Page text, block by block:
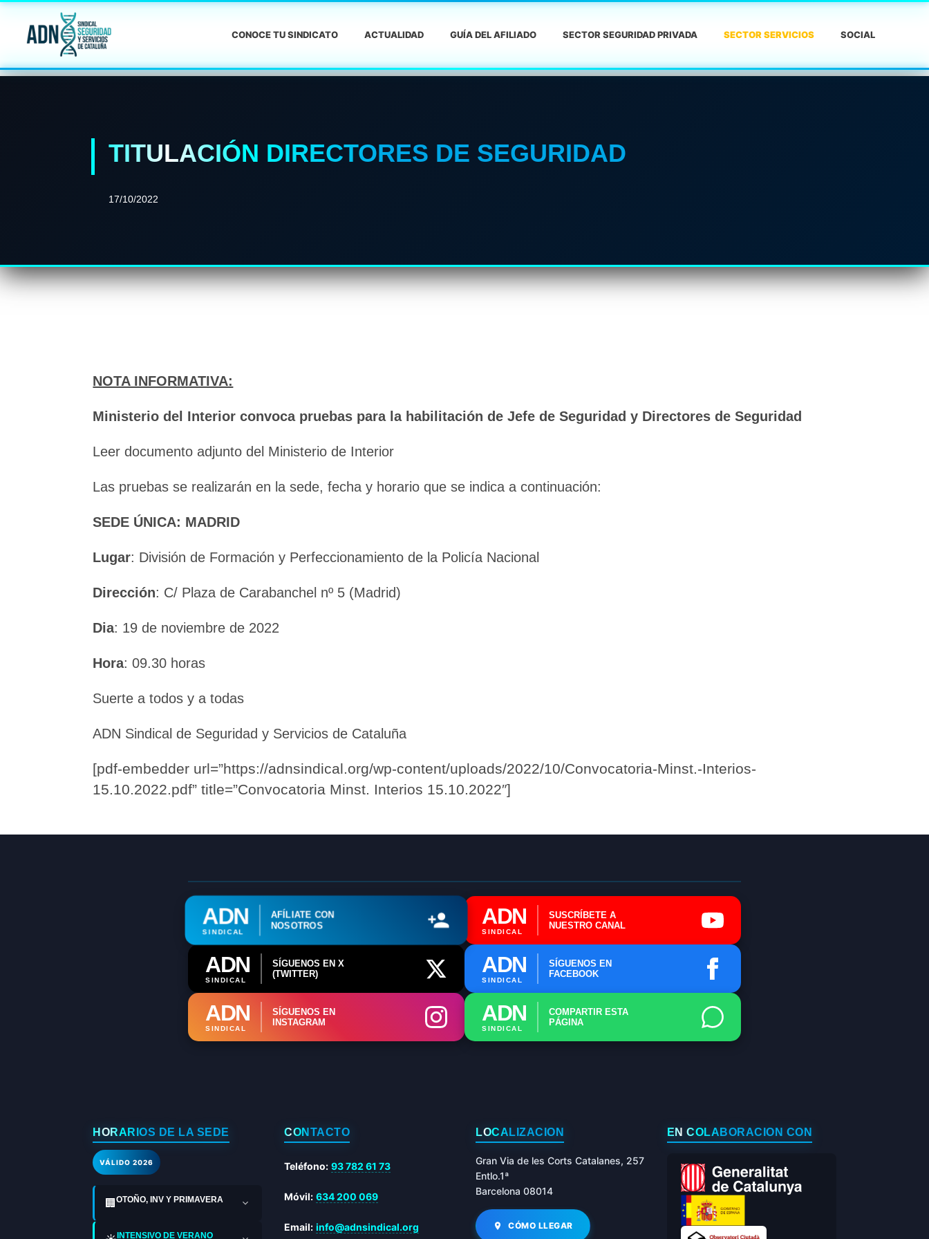
CONOCE TU SINDICATO ACTUALIDAD GUÍA DEL AFILIADO SECTOR SEGURIDAD PRIVADA SECTOR SERVICIOS SOCIAL
TITULACIÓN DIRECTORES DE SEGURIDAD
17/10/2022
NOTA INFORMATIVA:
Ministerio del Interior convoca pruebas para la habilitación de Jefe de Seguridad y Directores de Seguridad
Leer documento adjunto del Ministerio de Interior
Las pruebas se realizarán en la sede, fecha y horario que se indica a continuación:
SEDE ÚNICA: MADRID
Lugar: División de Formación y Perfeccionamiento de la Policía Nacional
Dirección: C/ Plaza de Carabanchel nº 5 (Madrid)
Dia: 19 de noviembre de 2022
Hora: 09.30 horas
Suerte a todos y a todas
ADN Sindical de Seguridad y Servicios de Cataluña
[pdf-embedder url=”https://adnsindical.org/wp-content/uploads/2022/10/Convocatoria-Minst.-Interios-
15.10.2022.pdf” title=”Convocatoria Minst. Interios 15.10.2022″]
ADN
SINDICAL
AFÍLIATE CON
NOSOTROS
ADN
SINDICAL
SUSCRÍBETE A
NUESTRO CANAL
ADN
SINDICAL
SÍGUENOS EN X
(TWITTER)
ADN
SINDICAL
SÍGUENOS EN
FACEBOOK
ADN
SINDICAL
SÍGUENOS EN
INSTAGRAM
ADN
SINDICAL
COMPARTIR ESTA
PÁGINA
HORARIOS DE LA SEDE
VÁLIDO 2026
🏢OTOÑO, INV Y PRIMAVERA
INTENSIVO DE VERANO
CONTACTO
Teléfono: 93 782 61 73
Móvil: 634 200 069
Email: info@adnsindical.org
LOCALIZACIÓN
Gran Via de les Corts Catalanes, 257
Entlo.1ª
Barcelona 08014
CÓMO LLEGAR
EN COLABORACIÓN CON
ℹ️ Consulta General a Sede (Email)
⚖️ Dpto. Jurídico y Abogados (Email)
🤖 Dudas Rápidas del Convenio (IA)
📍 Info: Horarios y Contacto Sede